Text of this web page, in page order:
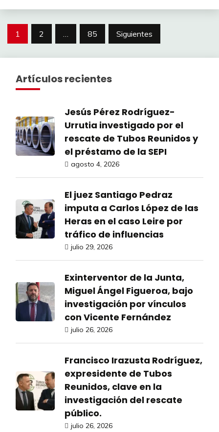
Paginación
1 2 85 Siguientes
Artículos recientes
Jesús Pérez Rodríguez-
Urrutia investigado por el
rescate de Tubos Reunidos y
el préstamo de la SEPI
agosto 4, 2026
El juez Santiago Pedraz
imputa a Carlos López de las
Heras en el caso Leire por
tráfico de influencias
julio 29, 2026
Exinterventor de la Junta,
Miguel Ángel Figueroa, bajo
investigación por vínculos
con Vicente Fernández
julio 26, 2026
Francisco Irazusta Rodríguez,
expresidente de Tubos
Reunidos, clave en la
investigación del rescate
público.
julio 26, 2026